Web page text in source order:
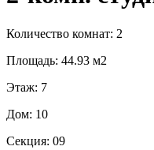
Количество комнат: 2
Площадь: 44.93 м2
Этаж: 7
Дом: 10
Секция: 09